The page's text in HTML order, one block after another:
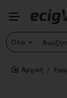
Όλα
Αναζήτηση....
home